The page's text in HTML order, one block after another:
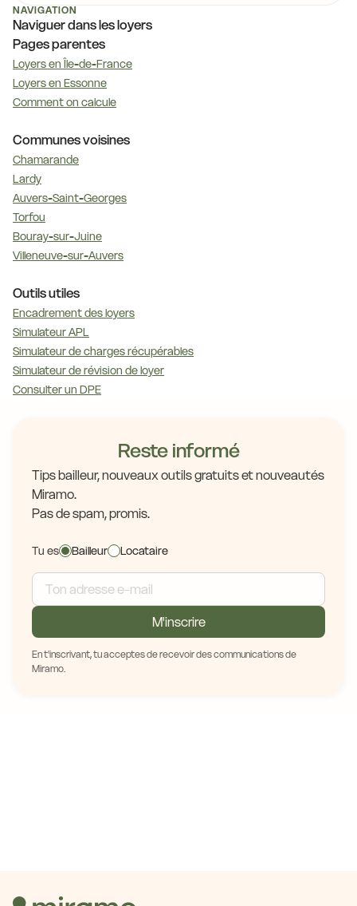
NAVIGATION
Naviguer dans les loyers
Pages parentes
Loyers en Île-de-France
Loyers en Essonne
Comment on calcule
Communes voisines
Chamarande
Lardy
Auvers-Saint-Georges
Torfou
Bouray-sur-Juine
Villeneuve-sur-Auvers
Outils utiles
Encadrement des loyers
Simulateur APL
Simulateur de charges récupérables
Simulateur de révision de loyer
Consulter un DPE
Reste informé
Tips bailleur, nouveaux outils gratuits et nouveautés
Miramo.
Pas de spam, promis.
Tu es Bailleur Locataire
M'inscrire
En t'inscrivant, tu acceptes de recevoir des communications de
Miramo.